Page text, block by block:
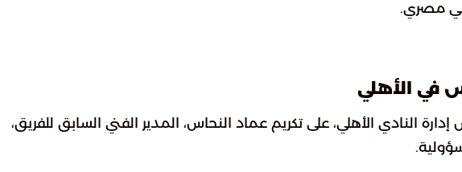
مصري.
في الأهلي
النادي الأهلي، على تكريم عماد النحاس، المدير الفني السابق للفريق،